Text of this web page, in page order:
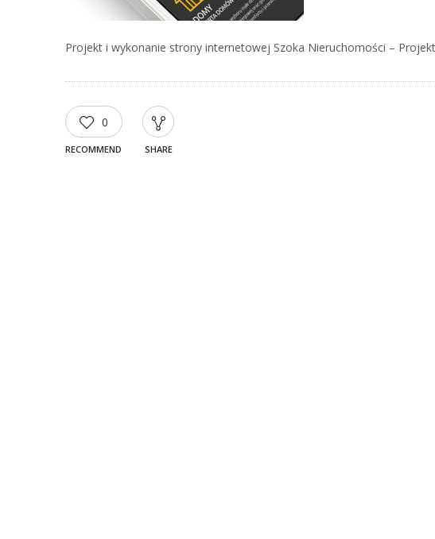
Projekt i wykonanie strony internetowej Szoka Nieruchomości –
0
RECOMMEND SHARE